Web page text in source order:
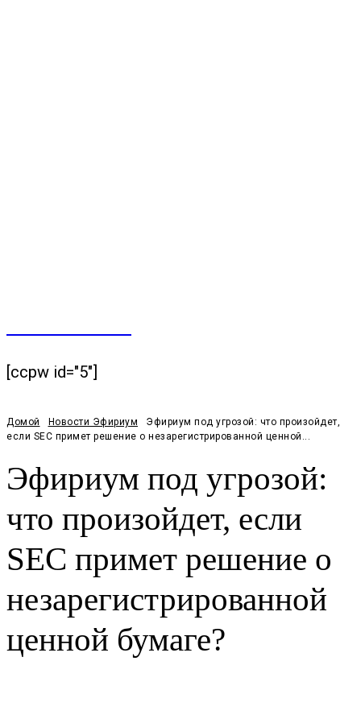
[ccpw id="5"]
Домой Новости Эфириум
Эфириум под угрозой: что произойдет,
если SEC примет решение о незарегистрированной ценной...
Эфириум под угрозой:
что произойдет, если
SEC примет решение о
незарегистрированной
ценной бумаге?